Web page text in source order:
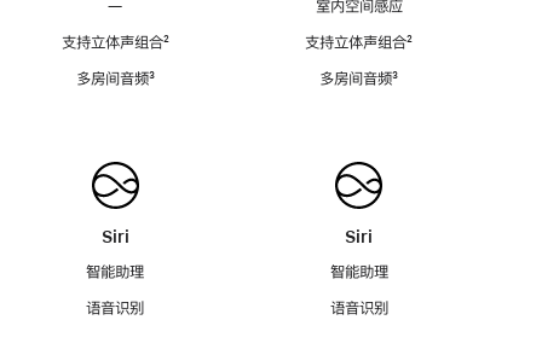
—
支持立体声组合脚
²
多房间音频脚
³
Siri
智能助理
语音识别
室内空间感应
支持立体声组合脚
²
多房间音频脚
³
Siri
智能助理
语音识别